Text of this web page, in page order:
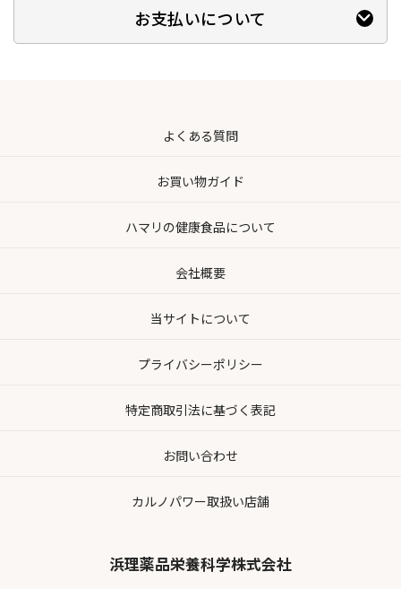
お支払いについて
浜理薬品栄養科学株式会社
よくある質問
お買い物ガイド
ハマリの健康食品について
会社概要
当サイトについて
プライバシーポリシー
特定商取引法に基づく表記
お問い合わせ
カルノパワー取扱い店舗